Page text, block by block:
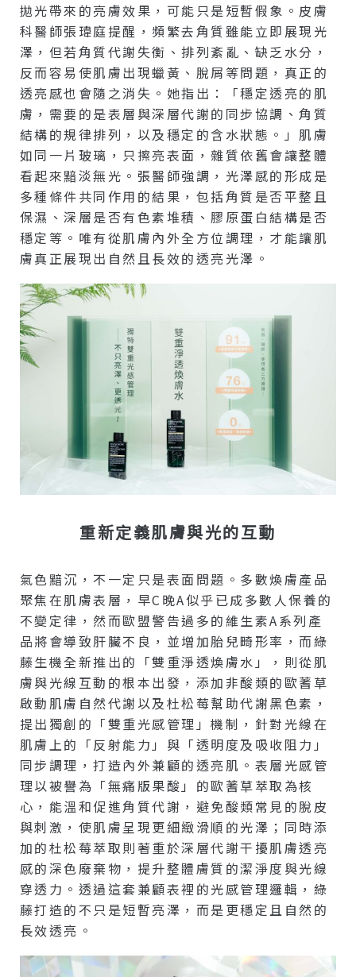
拋光帶來的亮膚效果，可能只是短暫假象。皮膚
科醫師張瑋庭提醒，頻繁去角質雖能立即展現光
澤，但若角質代謝失衡、排列紊亂、缺乏水分，
反而容易使肌膚出現蠟黃、脫屑等問題，真正的
透亮感也會隨之消失。她指出：「穩定透亮的肌
膚，需要的是表層與深層代謝的同步協調、角質
結構的規律排列，以及穩定的含水狀態。」肌膚
如同一片玻璃，只擦亮表面，雜質依舊會讓整體
看起來黯淡無光。張醫師強調，光澤感的形成是
多種條件共同作用的結果，包括角質是否平整且
保濕、深層是否有色素堆積、膠原蛋白結構是否
穩定等。唯有從肌膚內外全方位調理，才能讓肌
膚真正展現出自然且長效的透亮光澤。
重新定義肌膚與光的互動
氣色黯沉，不一定只是表面問題。多數煥膚產品
聚焦在肌膚表層，早C晚A似乎已成多數人保養的
不變定律，然而歐盟警告過多的維生素A系列產
品將會導致肝臟不良，並增加胎兒畸形率，而綠
藤生機全新推出的「雙重淨透煥膚水」，則從肌
膚與光線互動的根本出發，添加非酸類的歐蓍草
啟動肌膚自然代謝以及杜松莓幫助代謝黑色素，
提出獨創的「雙重光感管理」機制，針對光線在
肌膚上的「反射能力」與「透明度及吸收阻力」
同步調理，打造內外兼顧的透亮肌。表層光感管
理以被譽為「無痛版果酸」的歐蓍草萃取為核
心，能溫和促進角質代謝，避免酸類常見的脫皮
與刺激，使肌膚呈現更細緻滑順的光澤；同時添
加的杜松莓萃取則著重於深層代謝干擾肌膚透亮
感的深色廢棄物，提升整體膚質的潔淨度與光線
穿透力。透過這套兼顧表裡的光感管理邏輯，綠
藤打造的不只是短暫亮澤，而是更穩定且自然的
長效透亮。